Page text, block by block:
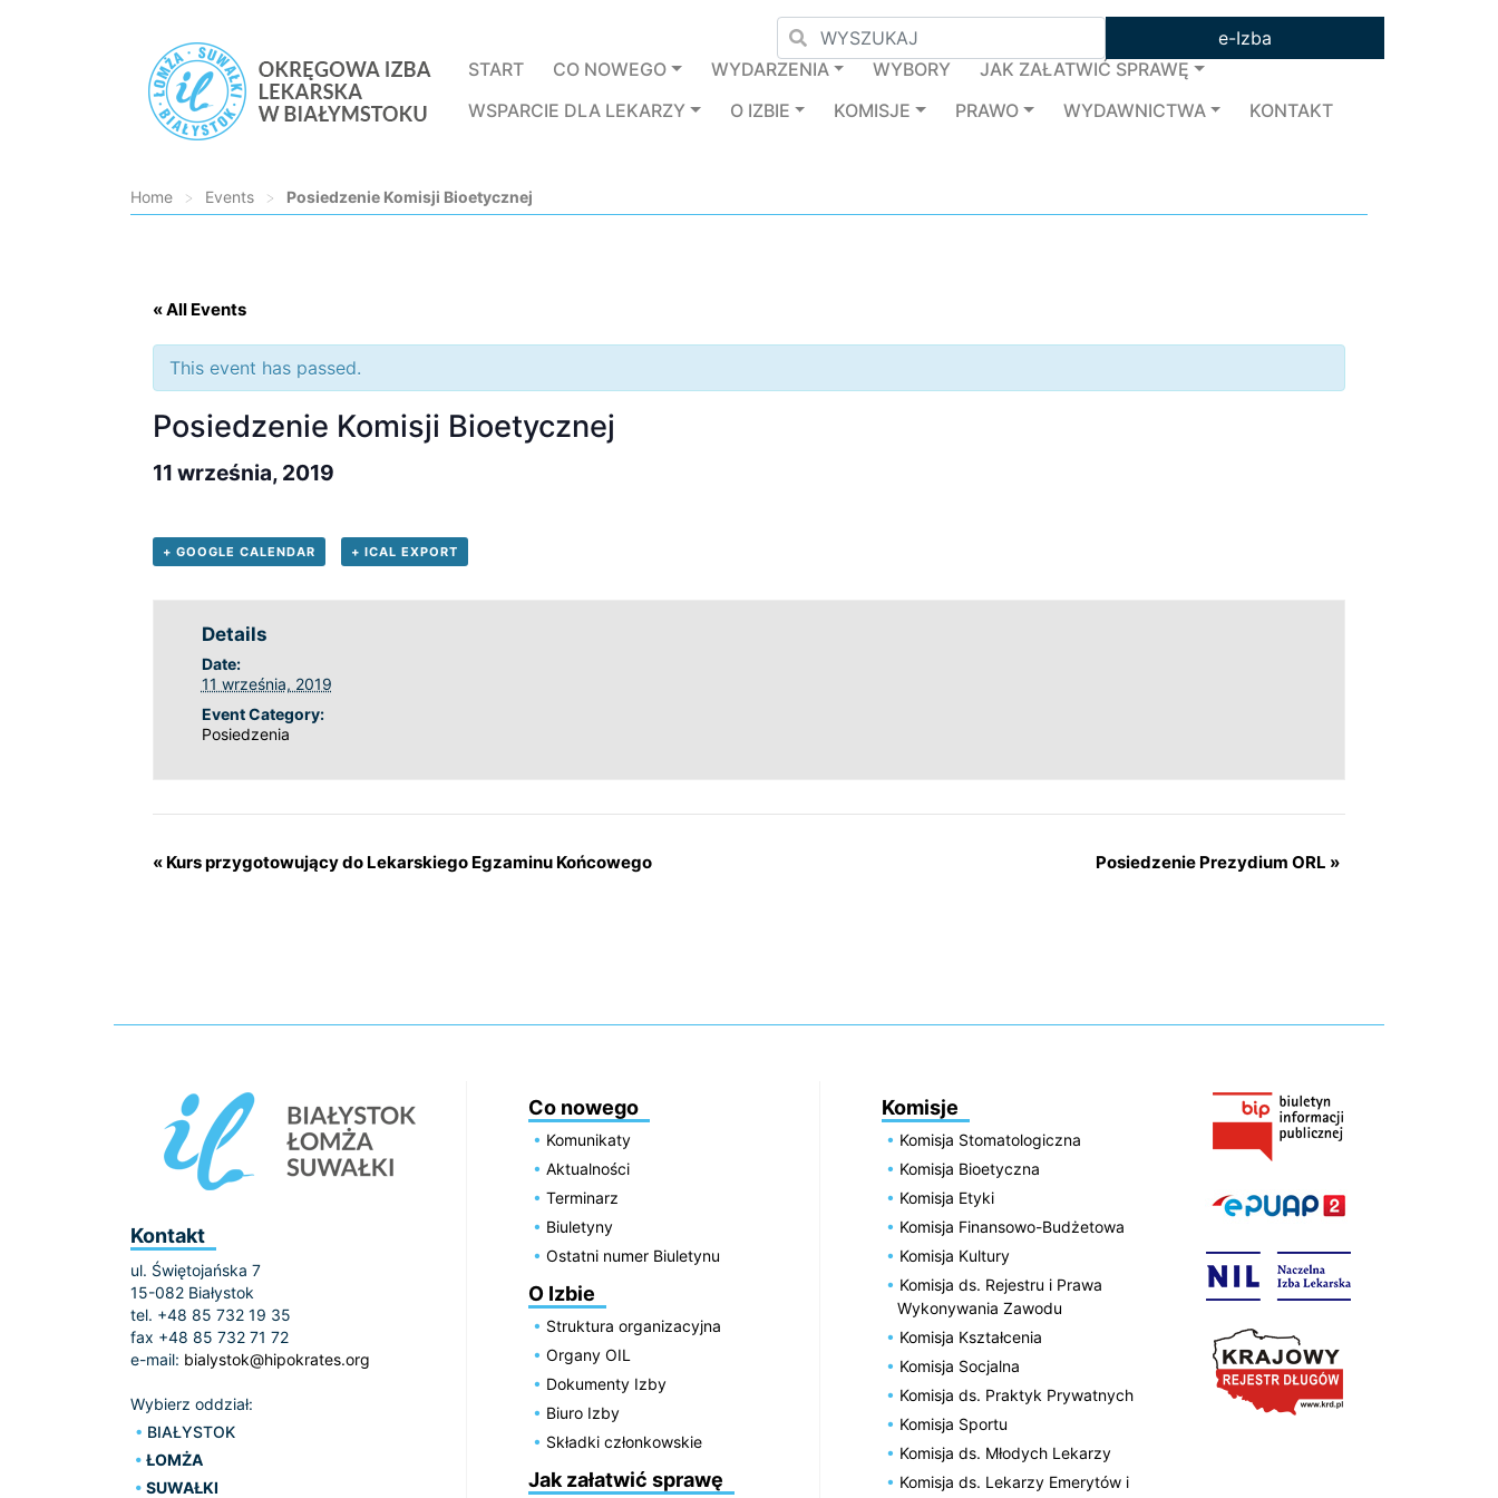
e-Izba
START
CO NOWEGO WYDARZENIA WYBORY
JAK ZAŁATWIĆ SPRAWĘ
WSPARCIE DLA LEKARZY
O IZBIE KOMISJE PRAWO WYDAWNICTWA KONTAKT
Home > Events > Posiedzenie Komisji Bioetycznej
« All Events
This event has passed.
Posiedzenie Komisji Bioetycznej
11 września, 2019
+ GOOGLE CALENDAR + ICAL EXPORT
Details
Date:
11 września, 2019
Event Category:
Posiedzenia
« Kurs przygotowujący do Lekarskiego Egzaminu Końcowego Posiedzenie Prezydium ORL »
Kontakt
ul. Świętojańska 7
15-082 Białystok
tel. +48 85 732 19 35
fax +48 85 732 71 72
e-mail: bialystok@hipokrates.org
Wybierz oddział:
BIAŁYSTOK
ŁOMŻA
SUWAŁKI
Co nowego
Komunikaty
Aktualności
Terminarz
Biuletyny
Ostatni numer Biuletynu
O Izbie
Struktura organizacyjna
Organy OIL
Dokumenty Izby
Biuro Izby
Składki członkowskie
Jak załatwić sprawę
Komisje
Komisja Stomatologiczna
Komisja Bioetyczna
Komisja Etyki
Komisja Finansowo-Budżetowa
Komisja Kultury
Komisja ds. Rejestru i Prawa
Wykonywania Zawodu
Komisja Kształcenia
Komisja Socjalna
Komisja ds. Praktyk Prywatnych
Komisja Sportu
Komisja ds. Młodych Lekarzy
Komisja ds. Lekarzy Emerytów i